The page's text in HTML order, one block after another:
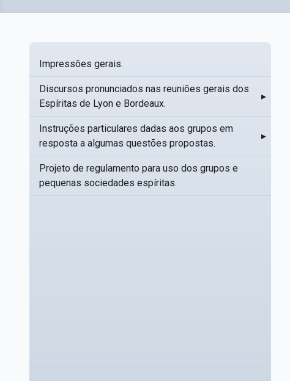
Impressões gerais.
Discursos pronunciados nas reuniões gerais dos
Espíritas de Lyon e Bordeaux.
▸
Instruções particulares dadas aos grupos em
resposta a algumas questões propostas.
▸
Projeto de regulamento para uso dos grupos e
pequenas sociedades espíritas.